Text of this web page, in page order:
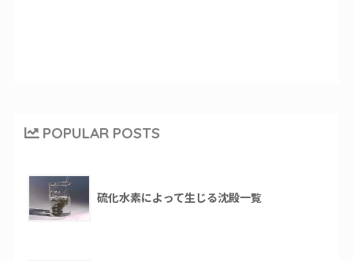
POPULAR POSTS
硫化水素によって生じる沈殿一覧